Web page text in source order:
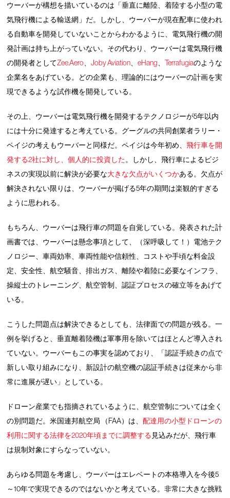
ウーバーが構想を描いているのは「垂直に離陸、着陸する小型の電
気飛行機による輸送網」だ。しかし、ウーバーが現在配車に使われ
る自動車を開発していないことからわかるように、電気飛行機の開
発計画は持ち上がっていない。その代わり、ウーバーは電気飛行機
の開発者としてZee.Aero 、Joby Aviation 、eHang 、Terrafugiaのような
企業名をあげている。どの企業も、理論的にはウーバーの計画を実
現できるような試作機を開発している。
その上、ウーバーは電気飛行機を開発するテクノロジーが5年以内
には十分に発達すると考えている。グーグルの共同創業者ラリー・
ペイジの考えもウーバーと同様だ。ペイジは今年初め、飛行車を開
発する2社に対し、個人的に投資した。しかし、飛行車によるビジ
ネスの実現以前に解決が必要な大きな欠点がいくつかある。欠点が
解決されない限りは、ウーバーが掲げる5年の期間は楽観的すぎる
ように思われる。
もちろん、ウーバーは飛行車の問題を自覚している。発表された計
画書では、ウーバーは懸念事項として、（深呼吸して！）電池テク
ノロジー、車両効率、車両性能や信頼性、コストや手頃な料金設
定、安全性、航空騒音、排出ガス、離陸や着陸に必要なインフラ、
操縦士のトレーニング、航空管制、認証プロセスの確立等をあげて
いる。
こうした問題点は解決できるとしても、法律面での問題が残る。一
例を挙げると、垂直離着陸機は軍事用を除いてはほとんど導入され
ていない。ウーバーもこの事実を認めており、「認証手続きの点で
新しい取り組みになり、新設計の航空機の認証手続きは従来から非
常に進展が遅い」としている。
ドローン産業でも指摘されているように、航空管制については全く
の別問題だ。米国連邦航空局 （FAA）は、配達用の小型ドローンの
利用に関する法律を2020年頃までに調整する 見込みだが、飛行車
は規制対象にすらなっていない。
あらゆる問題を考慮し、ウーバーはエレベートの本格導入を今後5
～10年で実現できるのではないかと考えている。非常に大きな挑戦